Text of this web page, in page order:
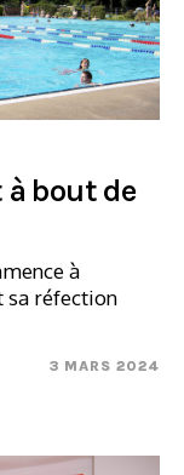
à bout de
à
sa réfection
3 MARS 2024